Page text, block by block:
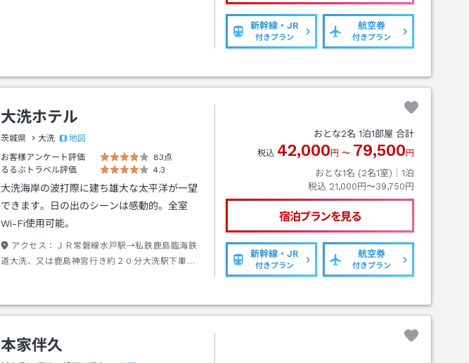
新幹線・JR
付きプラン
航空券
付きプラン
大洗ホテル
茨城県 大洗
地図
お客様アンケート評価
83点
るるぶトラベル評価
4.3
大洗海岸の波打際に建ち雄大な太平洋が一望
できます。日の出のシーンは感動的。全室
Wi-Fi使用可能。
アクセス：
ＪＲ常磐線水戸駅→私鉄鹿島臨海鉄
道大洗、又は鹿島神宮行き約２０分大洗駅下車→
おとな2名 1泊1部屋 合計
税込 42,000 円 〜 79,500 円
おとな1名 (2名1室)｜ 1泊
税込 21,000円〜39,750円
宿泊プランを見る
新幹線・JR
付きプラン
航空券
付きプラン
本家伴久